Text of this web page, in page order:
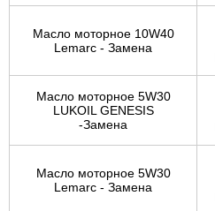
Масло моторное 10W40
Lemarc - Замена
Масло моторное 5W30
LUKOIL GENESIS
-Замена
Масло моторное 5W30
Lemarc - Замена